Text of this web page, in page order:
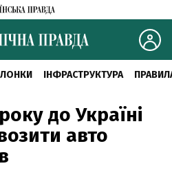
ІНФРАСТРУКТУРА
до Україні
авто